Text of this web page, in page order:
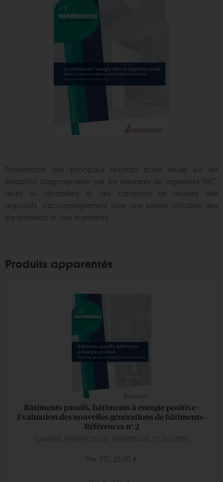
Présentation des principaux résultats d'une étude sur les
modalités d'appropriation par les habitants de logements BBC,
neufs ou réhabilités, et des conditions de réussite des
dispositifs d'accompagnement pour une bonne utilisation des
équipements et des logements.
Produits apparentés
Bâtiments passifs, bâtiments à énergie positive -
Evaluation des nouvelles générations de bâtiments -
Références n° 2
Prix TTC 25,50 €